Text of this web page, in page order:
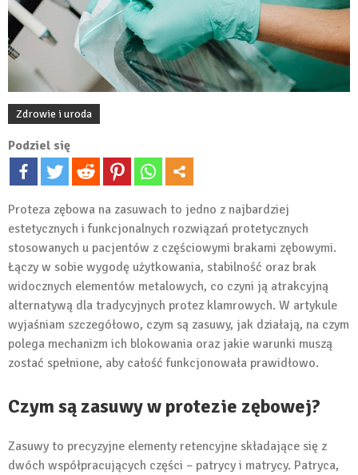
Zdrowie i uroda
Podziel się
Proteza zębowa na zasuwach to jedno z najbardziej
estetycznych i funkcjonalnych rozwiązań protetycznych
stosowanych u pacjentów z częściowymi brakami zębowymi.
Łączy w sobie wygodę użytkowania, stabilność oraz brak
widocznych elementów metalowych, co czyni ją atrakcyjną
alternatywą dla tradycyjnych protez klamrowych. W artykule
wyjaśniam szczegółowo, czym są zasuwy, jak działają, na czym
polega mechanizm ich blokowania oraz jakie warunki muszą
zostać spełnione, aby całość funkcjonowała prawidłowo.
Czym są zasuwy w protezie zębowej?
Zasuwy to precyzyjne elementy retencyjne składające się z
dwóch współpracujących części – patrycy i matrycy. Patryca,